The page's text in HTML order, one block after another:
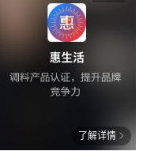
了解详情